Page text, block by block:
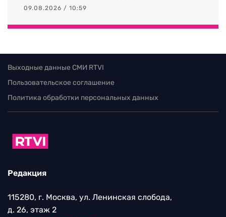
09.08.2026 / 10:59
Выходные данные СМИ RTVI
Пользовательское соглашение
Политика обработки персональных данных
Редакция
115280, г. Москва, ул. Ленинская слобода,
д. 26, этаж 2